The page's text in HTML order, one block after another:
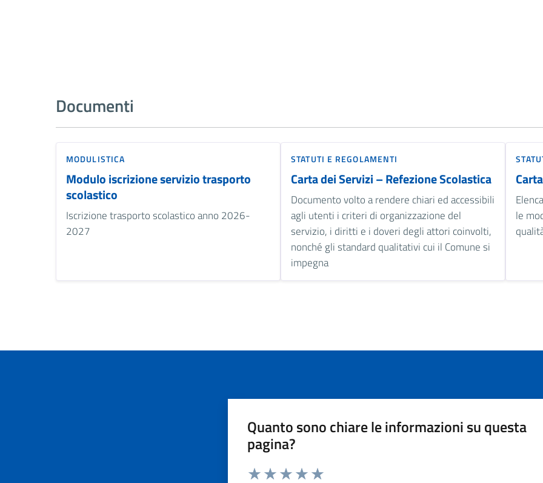
Documenti
MODULISTICA
Modulo iscrizione servizio trasporto
scolastico
Iscrizione trasporto scolastico anno 2026-
2027
STATUTI E REGOLAMENTI
Carta dei Servizi – Refezione Scolastica
Documento volto a rendere chiari ed accessibili
agli utenti i criteri di organizzazione del
servizio, i diritti e i doveri degli attori coinvolti,
nonché gli standard qualitativi cui il Comune si
impegna
le
Quanto sono chiare le informazioni su questa
pagina?